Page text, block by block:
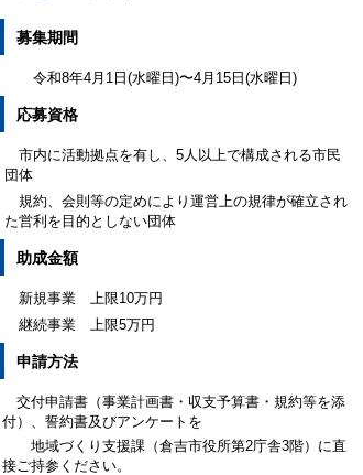
募集期間
令和8年4月1日(水曜日)〜4月15日(水曜日)
応募資格
市内に活動拠点を有し、5人以上で構成される市民
団体
規約、会則等の定めにより運営上の規律が確立され
た営利を目的としない団体
助成金額
新規事業 上限10万円
継続事業 上限5万円
申請方法
交付申請書（事業計画書・収支予算書・規約等を添
付）、誓約書及びアンケートを
地域づくり支援課（倉吉市役所第2庁舎3階）に直
接ご持参ください。